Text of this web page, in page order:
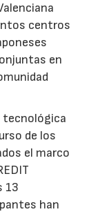
centros
en
tecnológica
de los
el marco
13
han